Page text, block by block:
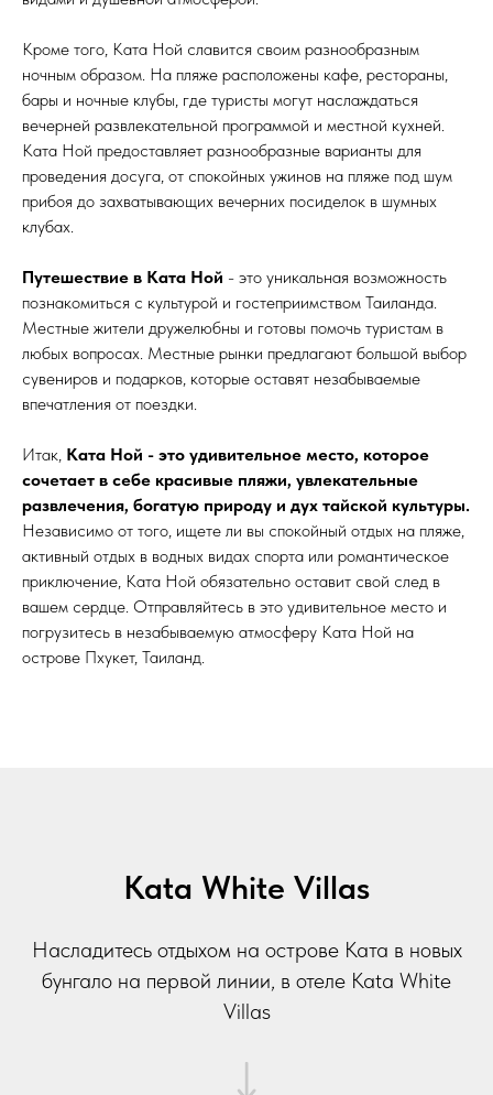
Кроме того, Ката Ной славится своим разнообразным
ночным образом. На пляже расположены кафе, рестораны,
бары и ночные клубы, где туристы могут наслаждаться
вечерней развлекательной программой и местной кухней.
Ката Ной предоставляет разнообразные варианты для
проведения досуга, от спокойных ужинов на пляже под шум
прибоя до захватывающих вечерних посиделок в шумных
клубах.
Путешествие в Ката Ной - это уникальная возможность
познакомиться с культурой и гостеприимством Таиланда.
Местные жители дружелюбны и готовы помочь туристам в
любых вопросах. Местные рынки предлагают большой выбор
сувениров и подарков, которые оставят незабываемые
впечатления от поездки.
Итак, Ката Ной - это удивительное место, которое
сочетает в себе красивые пляжи, увлекательные
развлечения, богатую природу и дух тайской культуры.
Независимо от того, ищете ли вы спокойный отдых на пляже,
активный отдых в водных видах спорта или романтическое
приключение, Ката Ной обязательно оставит свой след в
вашем сердце. Отправляйтесь в это удивительное место и
погрузитесь в незабываемую атмосферу Ката Ной на
острове Пхукет, Таиланд.
Kata White Villas
Насладитесь отдыхом на острове Ката в новых
бунгало на первой линии, в отеле Kata White
Villas